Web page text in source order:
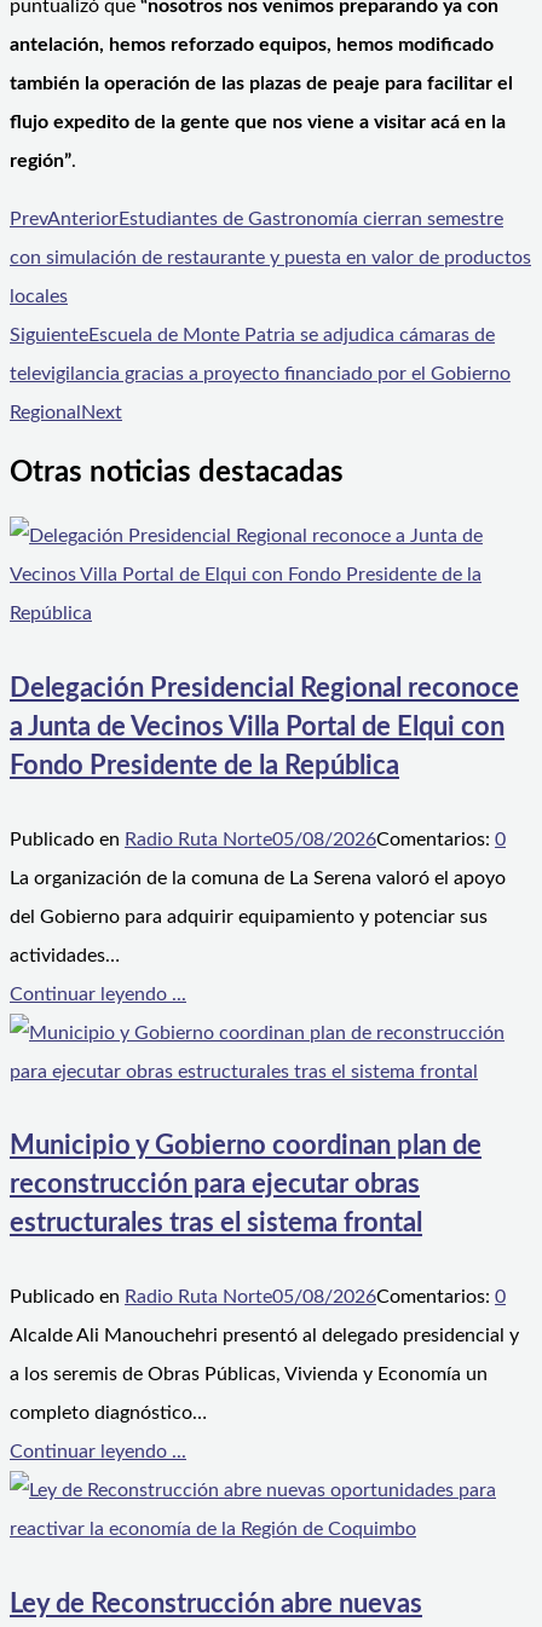
puntualizó que “nosotros nos venimos preparando ya con
antelación, hemos reforzado equipos, hemos modificado
también la operación de las plazas de peaje para facilitar el
flujo expedito de la gente que nos viene a visitar acá en la
región”.
PrevAnteriorEstudiantes de Gastronomía cierran semestre
con simulación de restaurante y puesta en valor de productos
locales
SiguienteEscuela de Monte Patria se adjudica cámaras de
televigilancia gracias a proyecto financiado por el Gobierno
RegionalNext
Otras noticias destacadas
Delegación Presidencial Regional reconoce
a Junta de Vecinos Villa Portal de Elqui con
Fondo Presidente de la República
Publicado en Radio Ruta Norte05/08/2026Comentarios: 0
La organización de la comuna de La Serena valoró el apoyo
del Gobierno para adquirir equipamiento y potenciar sus
actividades…
Continuar leyendo ...
Municipio y Gobierno coordinan plan de
reconstrucción para ejecutar obras
estructurales tras el sistema frontal
Publicado en Radio Ruta Norte05/08/2026Comentarios: 0
Alcalde Ali Manouchehri presentó al delegado presidencial y
a los seremis de Obras Públicas, Vivienda y Economía un
completo diagnóstico…
Continuar leyendo ...
Ley de Reconstrucción abre nuevas